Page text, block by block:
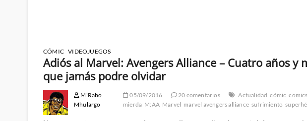
CÓMIC VIDEOJUEGOS
Adiós al Marvel: Avengers Alliance – Cuatro años y
que jamás podre olvidar
M'Rabo
Mhulargo
05/09/2016 20 comentarios Actualidad cómic comics
mierda M:AA Marvel marvel avengers alliance sufrimiento